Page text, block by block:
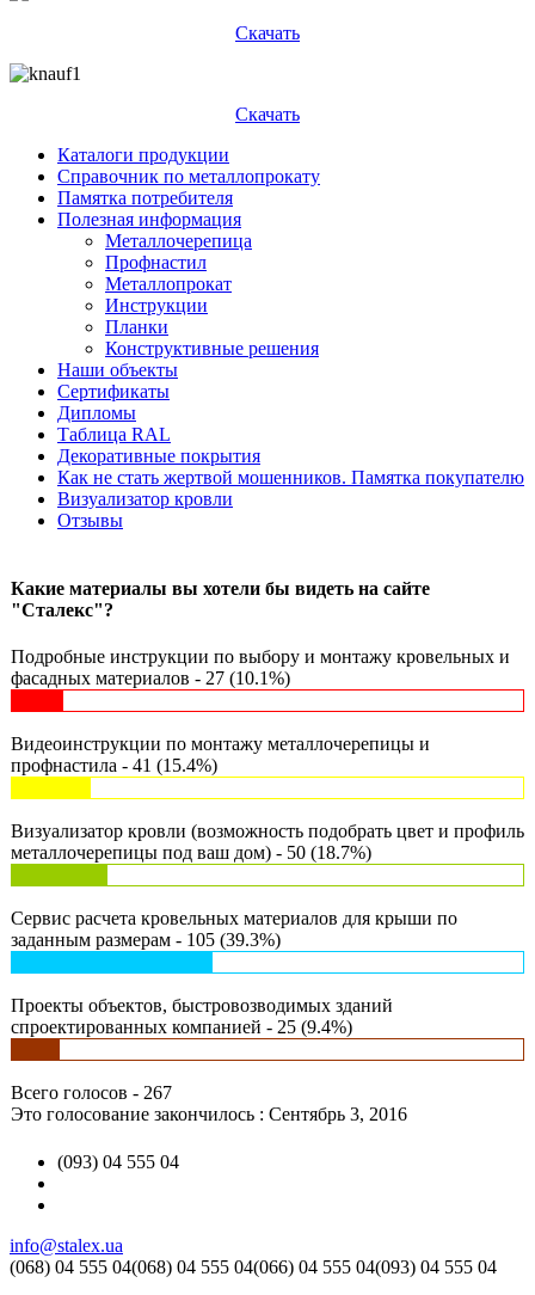
Скачать
Скачать
Каталоги продукции
Справочник по металлопрокату
Памятка потребителя
Полезная информация
Металлочерепица
Профнастил
Металлопрокат
Инструкции
Планки
Конструктивные решения
Наши объекты
Сертификаты
Дипломы
Таблица RAL
Декоративные покрытия
Как не стать жертвой мошенников. Памятка покупателю
Визуализатор кровли
Отзывы
Какие материалы вы хотели бы видеть на сайте
"Сталекс"?
Подробные инструкции по выбору и монтажу кровельных и
фасадных материалов - 27 (10.1%)
Видеоинструкции по монтажу металлочерепицы и
профнастила - 41 (15.4%)
Визуализатор кровли (возможность подобрать цвет и профиль
металлочерепицы под ваш дом) - 50 (18.7%)
Сервис расчета кровельных материалов для крыши по
заданным размерам - 105 (39.3%)
Проекты объектов, быстровозводимых зданий
спроектированных компанией - 25 (9.4%)
Всего голосов - 267
Это голосование закончилось : Сентябрь 3, 2016
(093) 04 555 04
info@stalex.ua
(068) 04 555 04(068) 04 555 04(066) 04 555 04(093) 04 555 04